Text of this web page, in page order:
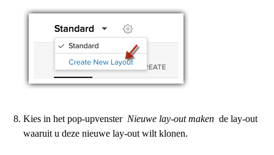
Kies in het pop-upvenster Nieuwe lay-out maken de lay-out
waaruit u deze nieuwe lay-out wilt klonen.